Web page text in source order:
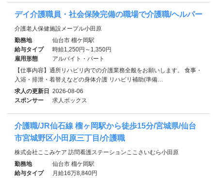
デイ介護職員・社会保険完備の職場で介護職/ヘルパー
介護老人保健施設メープル小田原
勤務地
仙台市 榴ケ岡駅
給与タイプ
時給1,250円～1,350円
雇用形態
アルバイト・パート
【仕事内容】通所リハビリ内での介護業務全般をお願いします。 食事・
入浴・排泄・着替えなどの身体介護 リハビリ補助(準備…
求人の更新日 2026-08-06
スポンサー
求人ボックス
介護職/JR仙石線 榴ヶ岡駅から徒歩15分/宮城県/仙台
市宮城野区小田原三丁目/介護職
株式会社ここみケア 訪問看護ステーションここさいむら小田原
勤務地
仙台市 榴ケ岡駅
給与タイプ
月給16万8,840円